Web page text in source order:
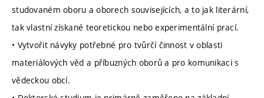
studovaném oboru a oborech souvisejících, a to jak literární,
tak vlastní získané teoretickou nebo experimentální prací.
• Vytvořit návyky potřebné pro tvůrčí činnost v oblasti
materiálových věd a příbuzných oborů a pro komunikaci s
vědeckou obcí.